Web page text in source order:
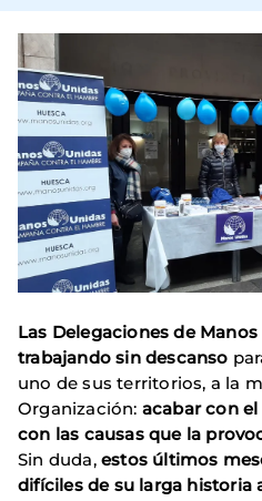
Las Delegaciones de
trabajando sin descanso
uno de sus territorios, a la
Organización: acabar con
con las causas que la
Sin duda, estos últimos
difíciles de su larga historia